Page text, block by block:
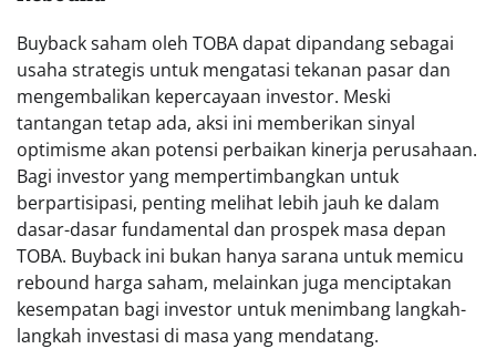
Buyback saham oleh TOBA dapat dipandang sebagai
usaha strategis untuk mengatasi tekanan pasar dan
mengembalikan kepercayaan investor. Meski
tantangan tetap ada, aksi ini memberikan sinyal
optimisme akan potensi perbaikan kinerja perusahaan.
Bagi investor yang mempertimbangkan untuk
berpartisipasi, penting melihat lebih jauh ke dalam
dasar-dasar fundamental dan prospek masa depan
TOBA. Buyback ini bukan hanya sarana untuk memicu
rebound harga saham, melainkan juga menciptakan
kesempatan bagi investor untuk menimbang langkah-
langkah investasi di masa yang mendatang.